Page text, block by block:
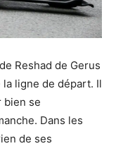
Reshad de Gerus
ligne de départ. Il
bien se
Dans les
de ses